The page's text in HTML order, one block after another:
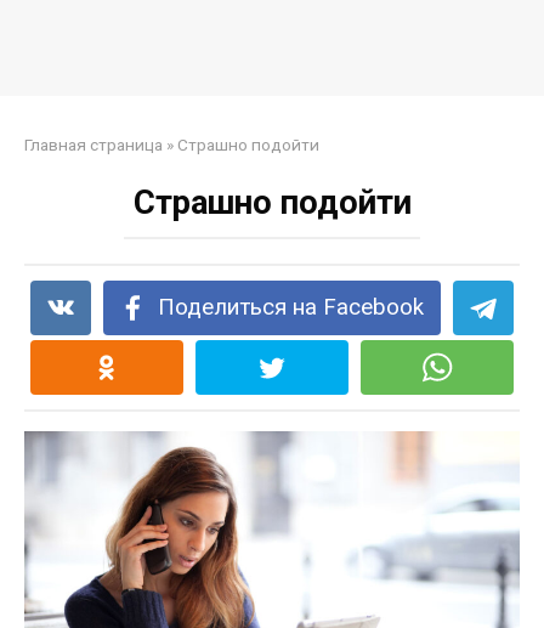
Главная страница » Страшно подойти
Страшно подойти
Поделиться на Facebook